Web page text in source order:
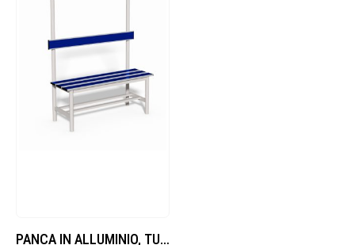
PANCA IN ALLUMINIO, TUBO TONDO DIAMETRO 40 MM, DOGHE IN IN ALLUMINIO CON INSERTO PVC, LUNGHEZZA 1 M, COMPLETA